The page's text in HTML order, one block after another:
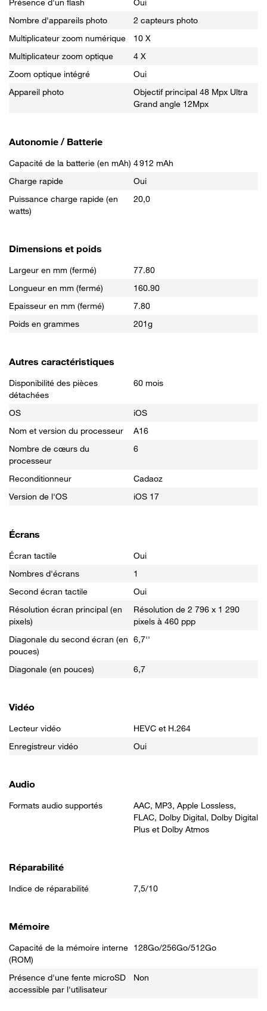
Présence d'un flash
Oui
Nombre d'appareils photo
2 capteurs photo
Multiplicateur zoom numérique
10 X
Multiplicateur zoom optique
4 X
Zoom optique intégré
Oui
Appareil photo
Objectif principal 48 Mpx Ultra
Grand angle 12Mpx
Autonomie / Batterie
Capacité de la batterie (en mAh) 4 912 mAh
Charge rapide
Oui
Puissance charge rapide (en
watts)
20,0
Dimensions et poids
Largeur en mm (fermé)
77.80
Longueur en mm (fermé)
160.90
Epaisseur en mm (fermé)
7.80
Poids en grammes
201g
Autres caractéristiques
Disponibilité des pièces
détachées
60 mois
OS
iOS
Nom et version du processeur
A16
Nombre de cœurs du
processeur
6
Reconditionneur
Cadaoz
Version de l'OS
iOS 17
Écrans
Écran tactile
Oui
Nombres d'écrans
1
Second écran tactile
Oui
Résolution écran principal (en
pixels)
Résolution de 2 796 x 1 290
pixels à 460 ppp
Diagonale du second écran (en
pouces)
6,7''
Diagonale (en pouces) 6,7
Vidéo
Lecteur vidéo
HEVC et H.264
Enregistreur vidéo
Oui
Audio
Formats audio supportés
AAC, MP3, Apple Lossless,
FLAC, Dolby Digital, Dolby Digital
Plus et Dolby Atmos
Réparabilité
Indice de réparabilité 7,5/10
Mémoire
Capacité de la mémoire interne
(ROM)
128Go/256Go/512Go
Présence d'une fente microSD
accessible par l'utilisateur
Non